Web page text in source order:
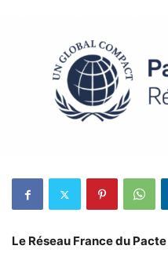
Le Réseau France du Pacte